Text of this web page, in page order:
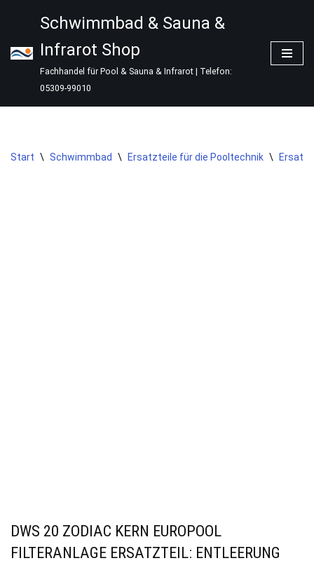
Inhalt
springen
Schwimmbad & Sauna &
Infrarot Shop
Fachhandel für Pool & Sauna & Infrarot | Telefon:
05309-99010
Start \ Schwimmbad \ Ersatzteile für die Pooltechnik \
DWS 20 ZODIAC KERN EUROPOOL
FILTERANLAGE ERSATZTEIL: ENTLEERUNG